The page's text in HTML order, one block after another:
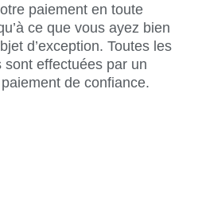
paiement en toute
ce que vous ayez bien
d’exception. Toutes les
sont effectuées par un
de confiance.